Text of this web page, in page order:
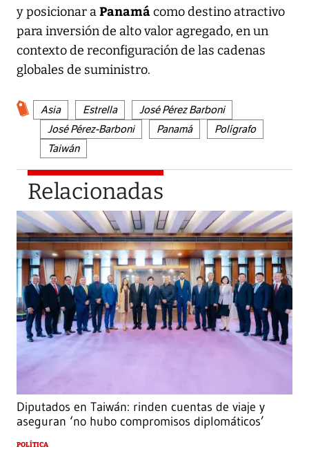
y posicionar aPanamácomo destino atractivo
para inversión de alto valor agregado, en un
contexto de reconfiguración de las cadenas
globales de suministro.
Asia Estrella
José Pérez Barboni
José Pérez-Barboni
Panamá
Polígrafo
Taiwán
Relacionadas
Diputados en Taiwán: rinden cuentas de viaje y
aseguran ‘no hubo compromisos diplomáticos’
POLÍTICA